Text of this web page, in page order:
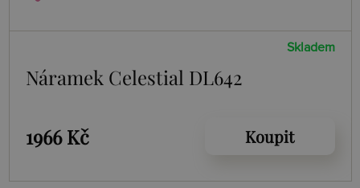
Skladem
Náramek Celestial DL642
1966 Kč Koupit